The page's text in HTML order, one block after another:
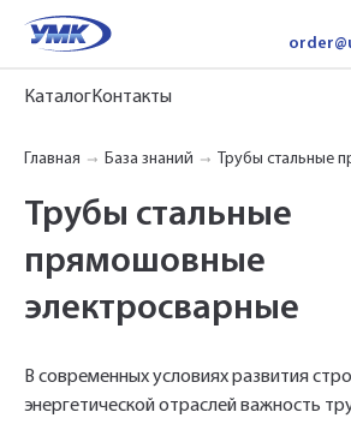
КаталогКонтакты
Главная База знаний Трубы стальные
Трубы стальные
прямошовные
электросварные
В современных условиях развития
энергетической отраслей важность